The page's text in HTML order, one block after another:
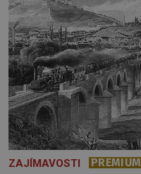
ZAJÍMAVOSTI PREMIUM